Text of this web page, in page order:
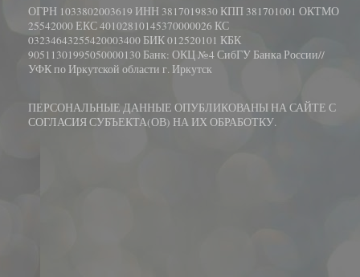
ОГРН 1033802003619 ИНН 3817019830 КПП 381701001 ОКТМО
25542000 ЕКС 40102810145370000026 КС
03234643255420003400 БИК 012520101 КБК
90511301995050000130 Банк: ОКЦ №4 СибГУ Банка России//
УФК по Иркутской области г. Иркутск
ПЕРСОНАЛЬНЫЕ ДАННЫЕ ОПУБЛИКОВАНЫ НА САЙТЕ С
СОГЛАСИЯ СУБЪЕКТА(ОВ) НА ИХ ОБРАБОТКУ.